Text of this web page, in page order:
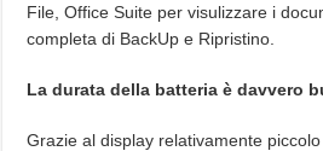
File, Office Suite per visulizzare i
completa di BackUp e Ripristino.
La durata della batteria è davvero
Grazie al display relativamente